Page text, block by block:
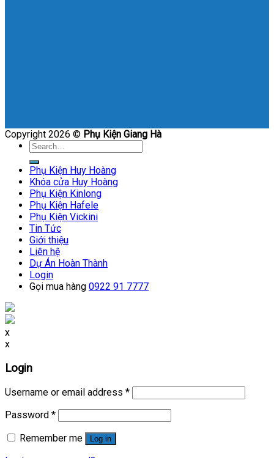
Copyright 2026 © Phụ Kiện Giang Hà
Search
Phụ Kiện Huy Hoàng
Khóa cửa Huy Hoàng
Phụ Kiện Kinlong
Phụ Kiện Hafele
Phụ Kiện Vickini
Tin Tức
Giới thiệu
Liên hệ
Dự Án Hoàn Thành
Login
Gọi mua hàng 0922 91 7777
x
x
Login
Username or email address *
Password *
Remember me
Log in